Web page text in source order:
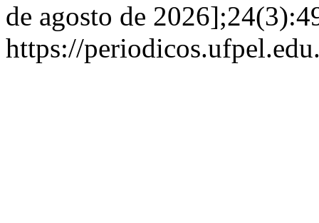
de agosto de
https://